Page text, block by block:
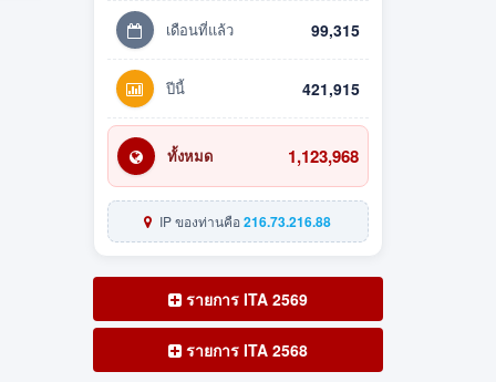
เดือนที่แล้ว 99,315
ปีนี้ 421,915
ทั้งหมด 1,123,968
IP ของท่านคือ216.73.216.88
รายการ ITA 2569
รายการ ITA 2568